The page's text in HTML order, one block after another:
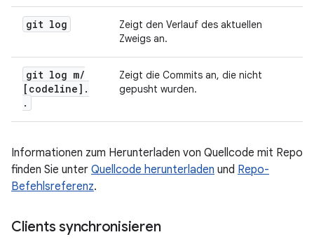
git log
Zeigt den Verlauf des aktuellen
Zweigs an.
git log m/
[codeline] .
.
Zeigt die Commits an, die nicht
gepusht wurden.
Informationen zum Herunterladen von Quellcode mit Repo
finden Sie unter Quellcode herunterladen und Repo-
Befehlsreferenz.
Clients synchronisieren